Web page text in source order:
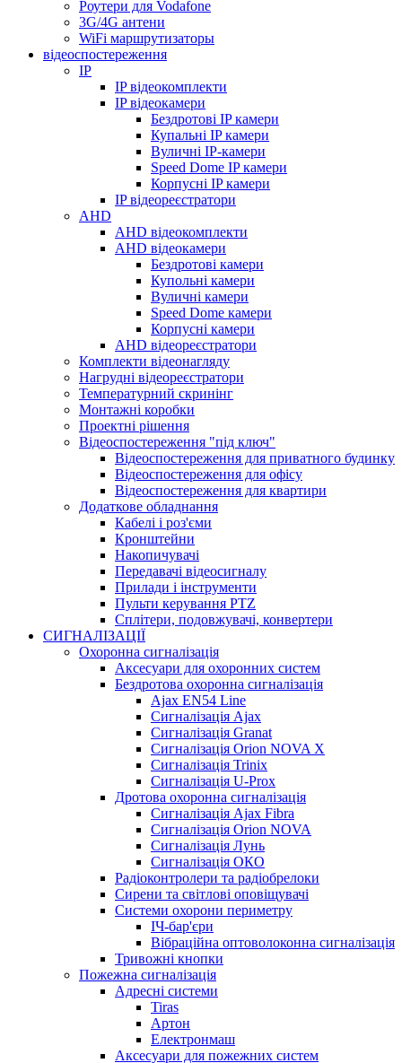
Роутери для Vodafone
3G/4G антени
WiFi маршрутизаторы
відеоспостереження
IP
IP відеокомплекти
IP відеокамери
Бездротові IP камери
Купальні IP камери
Вуличні IP-камери
Speed Dome IP камери
Корпусні IP камери
IP відеореєстратори
AHD
AHD відеокомплекти
AHD відеокамери
Бездротові камери
Купольні камери
Вуличні камери
Speed Dome камери
Корпусні камери
AHD відеореєстратори
Комплекти відеонагляду
Нагрудні відеореєстратори
Температурний скринінг
Монтажні коробки
Проектні рішення
Відеоспостереження "під ключ"
Відеоспостереження для приватного будинку
Відеоспостереження для офісу
Відеоспостереження для квартири
Додаткове обладнання
Кабелі і роз'єми
Кронштейни
Накопичувачі
Передавачі відеосигналу
Прилади і інструменти
Пульти керування PTZ
Сплітери, подовжувачі, конвертери
СИГНАЛІЗАЦІЇ
Охоронна сигналізація
Аксесуари для охоронних систем
Бездротова охоронна сигналізація
Ajax EN54 Line
Сигналізація Ajax
Сигналізація Granat
Сигналізація Orion NOVA X
Сигналізація Trinix
Сигналізація U-Prox
Дротова охоронна сигналізація
Сигналізація Ajax Fibra
Сигналізація Orion NOVA
Сигналізація Лунь
Сигналізація ОКО
Радіоконтролери та радіобрелоки
Сирени та світлові оповіщувачі
Системи охорони периметру
ІЧ-бар'єри
Вібраційна оптоволоконна сигналізація
Тривожні кнопки
Пожежна сигналізація
Адресні системи
Tiras
Артон
Електронмаш
Аксесуари для пожежних систем